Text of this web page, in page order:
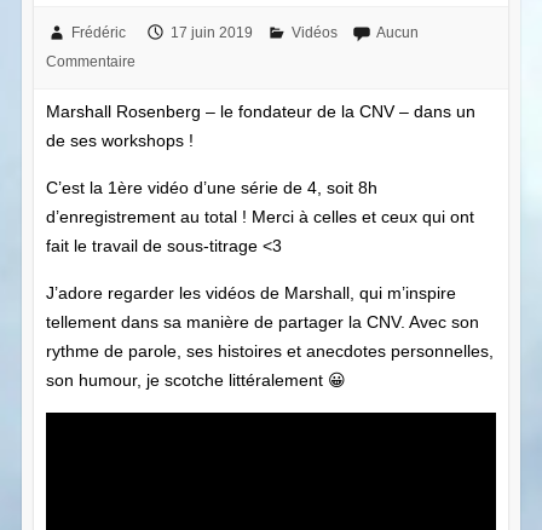
Frédéric 17 juin 2019 Vidéos
Aucun
Commentaire
Marshall Rosenberg – le fondateur de la CNV – dans un
de ses workshops !
C’est la 1ère vidéo d’une série de 4, soit 8h
d’enregistrement au total ! Merci à celles et ceux qui ont
fait le travail de sous-titrage <3
J’adore regarder les vidéos de Marshall, qui m’inspire
tellement dans sa manière de partager la CNV. Avec son
rythme de parole, ses histoires et anecdotes personnelles,
son humour, je scotche littéralement 😀